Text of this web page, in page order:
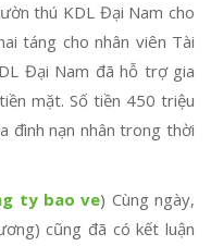
thú KDL Đại Nam cho
táng cho nhân viên Tài
Đại Nam đã hỗ trợ gia
mặt. Số tiền 450 triệu
đình nạn nhân trong thời
ty bao ve) Cùng ngày,
cũng đã có kết luận